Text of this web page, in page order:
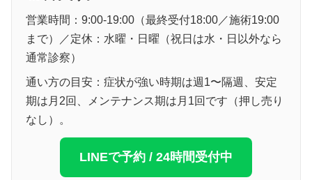
営業時間：9:00-19:00（最終受付18:00／施術19:00
まで）／定休：水曜・日曜（祝日は水・日以外なら
通常診察）
通い方の目安：症状が強い時期は週1〜隔週、安定
期は月2回、メンテナンス期は月1回です（押し売り
なし）。
LINEで予約 / 24時間受付中